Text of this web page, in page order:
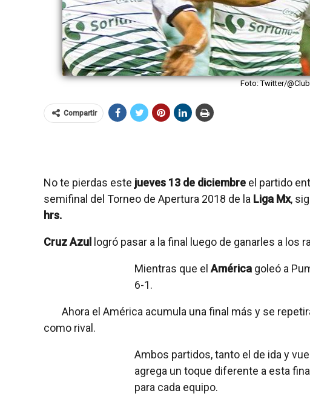
Foto: Twitter/
Compartir
No te pierdas este jueves 13 de diciembre el partido
semifinal del Torneo de Apertura 2018 de la Liga Mx,
hrs.
Cruz Azul logró pasar a la final luego de ganarles a los
Mientras que el América goleó a
6-1.
Ahora el América acumula una final más y se
como rival.
Ambos partidos, tanto el de ida y
agrega un toque diferente a esta
para cada equipo.